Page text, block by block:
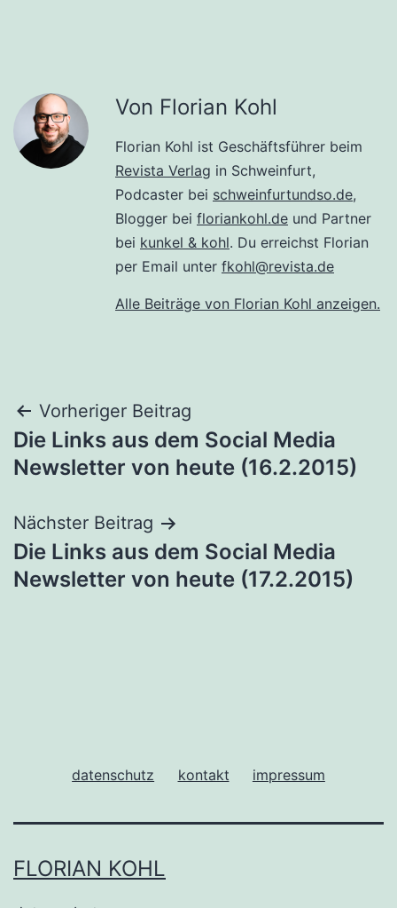
Von Florian Kohl
Florian Kohl ist Geschäftsführer beim
Revista Verlag in Schweinfurt,
Podcaster bei schweinfurtundso.de,
Blogger bei floriankohl.de und Partner
bei kunkel & kohl. Du erreichst Florian
per Email unter fkohl@revista.de
Alle Beiträge von Florian Kohl anzeigen.
Beitragsnavigation
Vorheriger Beitrag
Die Links aus dem Social Media
Newsletter von heute (16.2.2015)
Nächster Beitrag
Die Links aus dem Social Media
Newsletter von heute (17.2.2015)
datenschutz kontakt impressum
FLORIAN KOHL